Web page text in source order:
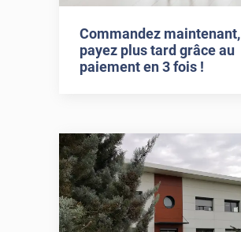
Commandez maintenant,
payez plus tard grâce au
paiement en 3 fois !